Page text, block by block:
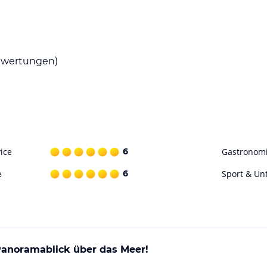
im Fitnesscenter. Die Unterkunft bietet auch
6
6 Sport &
über das Meer!